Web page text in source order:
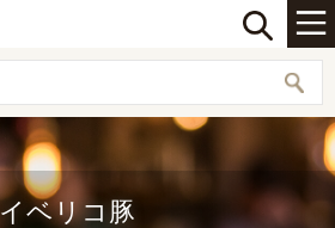
イベリコ豚